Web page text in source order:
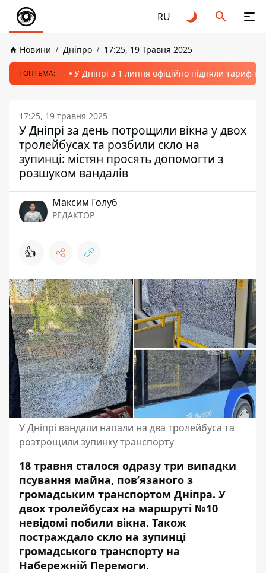
RU
Новини Дніпро 17:25, 19 Травня 2025
ТОПТЕМА: У Дніпрі з 1 липня офіційно підняли тариф
17:25, 19 травня 2025
У Дніпрі за день потрощили вікна у двох
тролейбусах та розбили скло на
зупинці: містян просять допомогти з
розшуком вандалів
Максим Голуб
РЕДАКТОР
👍
У Дніпрі вандали напали на два тролейбуса та
розтрощили зупинку транспорту
18 травня сталося одразу три випадки
псування майна, пов’язаного з
громадським транспортом Дніпра. У
двох тролейбусах на маршруті №10
невідомі побили вікна. Також
постраждало скло на зупинці
громадського транспорту на
Набережній Перемоги.